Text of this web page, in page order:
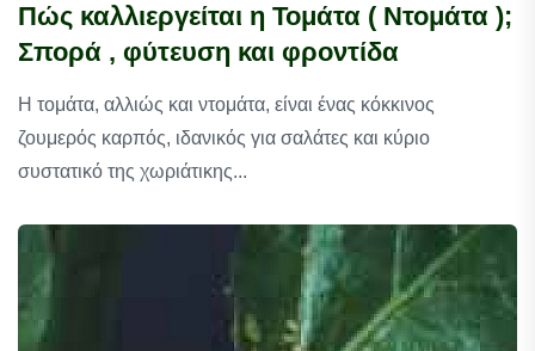
Πώς καλλιεργείται η Τομάτα ( Ντομάτα );
Σπορά , φύτευση και φροντίδα
Η τομάτα, αλλιώς και ντομάτα, είναι ένας κόκκινος
ζουμερός καρπός, ιδανικός για σαλάτες και κύριο
συστατικό της χωριάτικης...